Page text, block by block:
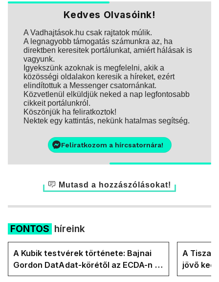
Kedves Olvasóink!
A Vadhajtások.hu csak rajtatok múlik.
A legnagyobb támogatás számunkra az, ha
direktben keresitek portálunkat, amiért hálásak is
vagyunk.
Igyekszünk azoknak is megfelelni, akik a
közösségi oldalakon keresik a híreket, ezért
elindítottuk a Messenger csatornánkat.
Közvetlenül elküldjük neked a nap legfontosabb
cikkeit portálunkról.
Köszönjük ha feliratkoztok!
Nektek egy kattintás, nekünk hatalmas segítség.
Feliratkozom a hírcsatornára!
Mutasd a hozzászólásokat!
FONTOS híreink
A Kubik testvérek története: Bajnai
Gordon DatAdat-körétől az ECDA-n át
Magyar Péter közvetlen stábjáig
A Tisza-
jövő